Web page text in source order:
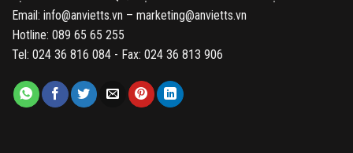
Email: info@anvietts.vn – marketing@anvietts.vn
Hotline: 089 65 65 255
Tel: 024 36 816 084 - Fax: 024 36 813 906